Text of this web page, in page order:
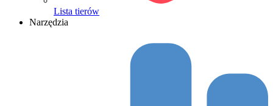
Lista tierów
Narzędzia